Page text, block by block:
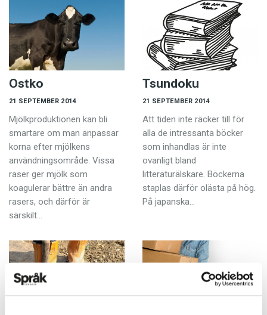
Ostko
21 SEPTEMBER 2014
Mjölkproduktionen kan bli
smartare om man anpassar
korna efter mjölkens
användningsområde. Vissa
raser ger mjölk som
koagulerar bättre än andra
rasers, och därför är
särskilt…
Tsundoku
21 SEPTEMBER 2014
Att tiden inte räcker till för
alla de intressanta böcker
som inhandlas är inte
ovanligt bland
litteraturälskare. Böckerna
staplas därför olästa på hög.
På japanska…